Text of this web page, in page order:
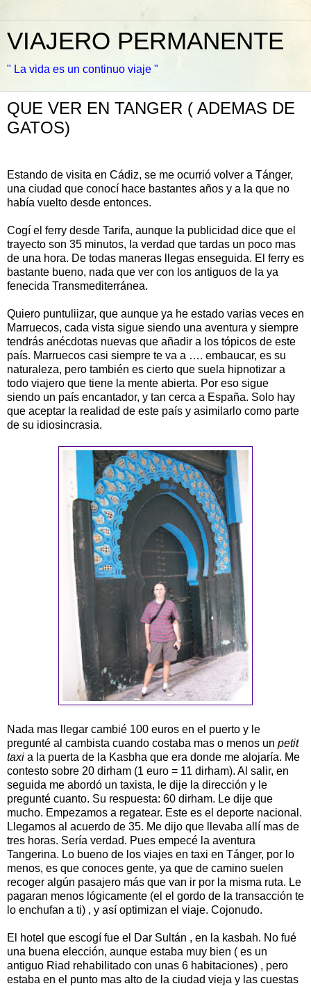
VIAJERO PERMANENTE
" La vida es un continuo viaje "
QUE VER EN TANGER ( ADEMAS DE
GATOS)
Estando de visita en Cádiz, se me ocurrió volver a Tánger,
una ciudad que conocí hace bastantes años y a la que no
había vuelto desde entonces.
Cogí el ferry desde Tarifa, aunque la publicidad dice que el
trayecto son 35 minutos, la verdad que tardas un poco mas
de una hora. De todas maneras llegas enseguida. El ferry es
bastante bueno, nada que ver con los antiguos de la ya
fenecida Transmediterránea.
Quiero puntuliizar, que aunque ya he estado varias veces en
Marruecos, cada vista sigue siendo una aventura y siempre
tendrás anécdotas nuevas que añadir a los tópicos de este
país. Marruecos casi siempre te va a …. embaucar, es su
naturaleza, pero también es cierto que suela hipnotizar a
todo viajero que tiene la mente abierta. Por eso sigue
siendo un país encantador, y tan cerca a España. Solo hay
que aceptar la realidad de este país y asimilarlo como parte
de su idiosincrasia.
Nada mas llegar cambié 100 euros en el puerto y le
pregunté al cambista cuando costaba mas o menos un petit
taxi a la puerta de la Kasbha que era donde me alojaría. Me
contesto sobre 20 dirham (1 euro = 11 dirham). Al salir, en
seguida me abordó un taxista, le dije la dirección y le
pregunté cuanto. Su respuesta: 60 dirham. Le dije que
mucho. Empezamos a regatear. Este es el deporte nacional.
Llegamos al acuerdo de 35. Me dijo que llevaba allí mas de
tres horas. Sería verdad. Pues empecé la aventura
Tangerina. Lo bueno de los viajes en taxi en Tánger, por lo
menos, es que conoces gente, ya que de camino suelen
recoger algún pasajero más que van ir por la misma ruta. Le
pagaran menos lógicamente (el el gordo de la transacción te
lo enchufan a ti) , y así optimizan el viaje. Cojonudo.
El hotel que escogí fue el Dar Sultán , en la kasbah. No fué
una buena elección, aunque estaba muy bien ( es un
antiguo Riad rehabilitado con unas 6 habitaciones) , pero
estaba en el punto mas alto de la ciudad vieja y las cuestas